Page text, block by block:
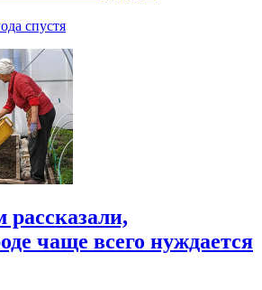
спустя
рассказали,
чаще всего нуждается